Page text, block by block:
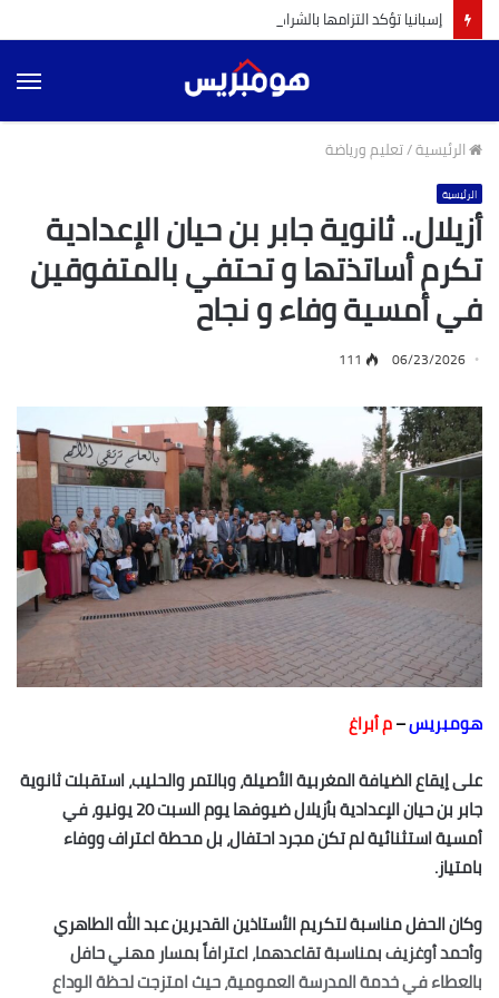
الرئيسية/تعليم ورياضة
الرئيسية
أزيلال.. ثانوية جابر بن حيان الإعدادية
تكرم أساتذتها و تحتفي بالمتفوقين
في أمسية وفاء و نجاح
06/23/2026
111
هومبريس–م أبراغ
على إيقاع الضيافة المغربية الأصيلة، وبالتمر والحليب، استقبلت ثانوية
جابر بن حيان الإعدادية بأزيلال ضيوفها يوم السبت 20 يونيو، في
أمسية استثنائية لم تكن مجرد احتفال، بل محطة اعتراف ووفاء
بامتياز.
وكان الحفل مناسبة لتكريم الأستاذين القديرين عبد الله الطاهري
وأحمد أوغزيف بمناسبة تقاعدهما، اعترافاً بمسار مهني حافل
بالعطاء في خدمة المدرسة العمومية، حيث امتزجت لحظة الوداع